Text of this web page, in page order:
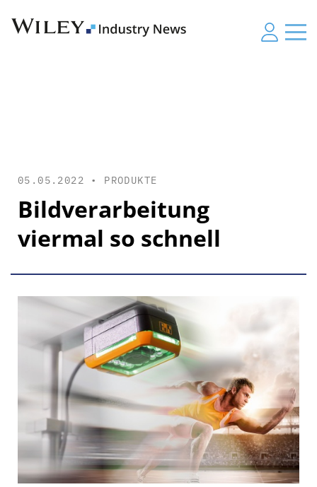
05.05.2022 • PRODUKTE
Bildverarbeitung
viermal so schnell